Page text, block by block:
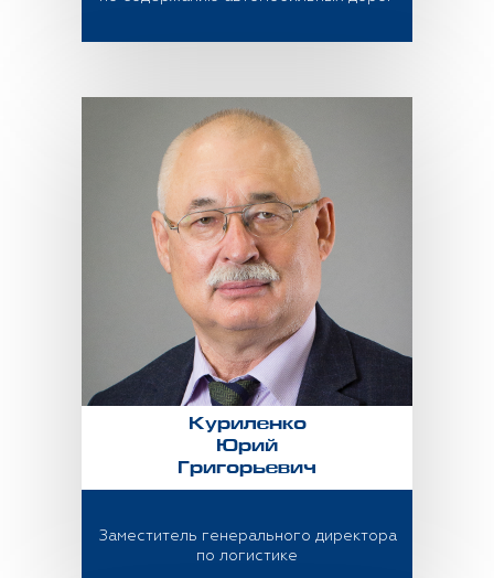
Куриленко
Юрий
Григорьевич
Заместитель генерального директора
по логистике